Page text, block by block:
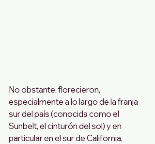
No obstante, florecieron,
especialmente a lo largo de la franja
sur del país (conocida como el
Sunbelt, el cinturón del sol) y en
particular en el sur de California,